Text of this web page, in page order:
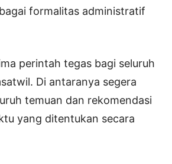
formalitas administratif
perintah tegas bagi seluruh
Di antaranya segera
temuan dan rekomendasi
yang ditentukan secara